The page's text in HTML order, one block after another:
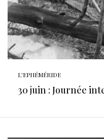
L'EPHÉMÉRIDE
30 juin : Journée